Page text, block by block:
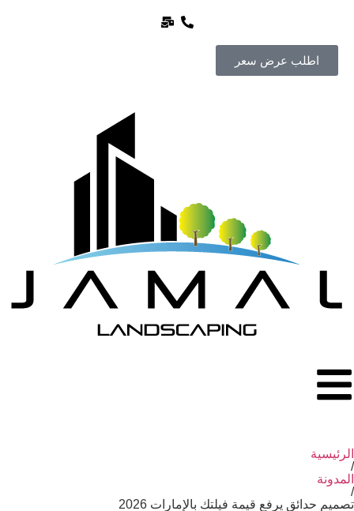
اطلب عرض سعر
الرئيسية
/
المدونة
/
تصميم حدائق يرفع قيمة فيلتك بالإمارات 2026